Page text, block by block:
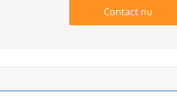
Contact nu